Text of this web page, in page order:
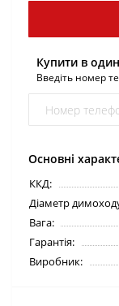
Основні
ККД:
Діаметр
Вага:
Гарантія:
Виробник:
Купити в
Введіть номер